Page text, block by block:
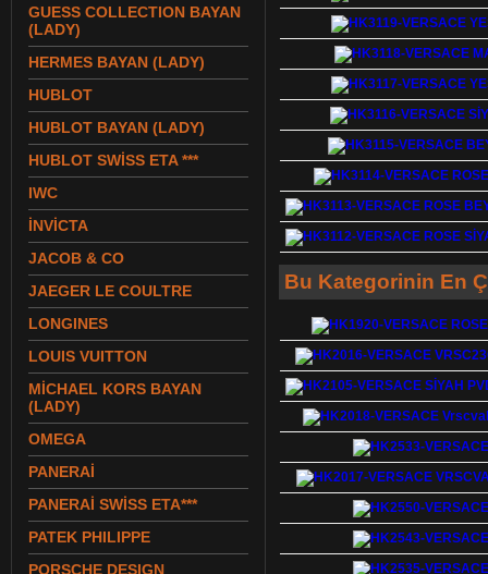
GUESS COLLECTION BAYAN
(LADY)
HERMES BAYAN (LADY)
HUBLOT
HUBLOT BAYAN (LADY)
HUBLOT SWİSS ETA ***
IWC
İNVİCTA
JACOB & CO
JAEGER LE COULTRE
LONGINES
LOUIS VUITTON
MİCHAEL KORS BAYAN
(LADY)
OMEGA
PANERAİ
PANERAİ SWİSS ETA***
PATEK PHILIPPE
PORSCHE DESIGN
Bu Kategorinin En